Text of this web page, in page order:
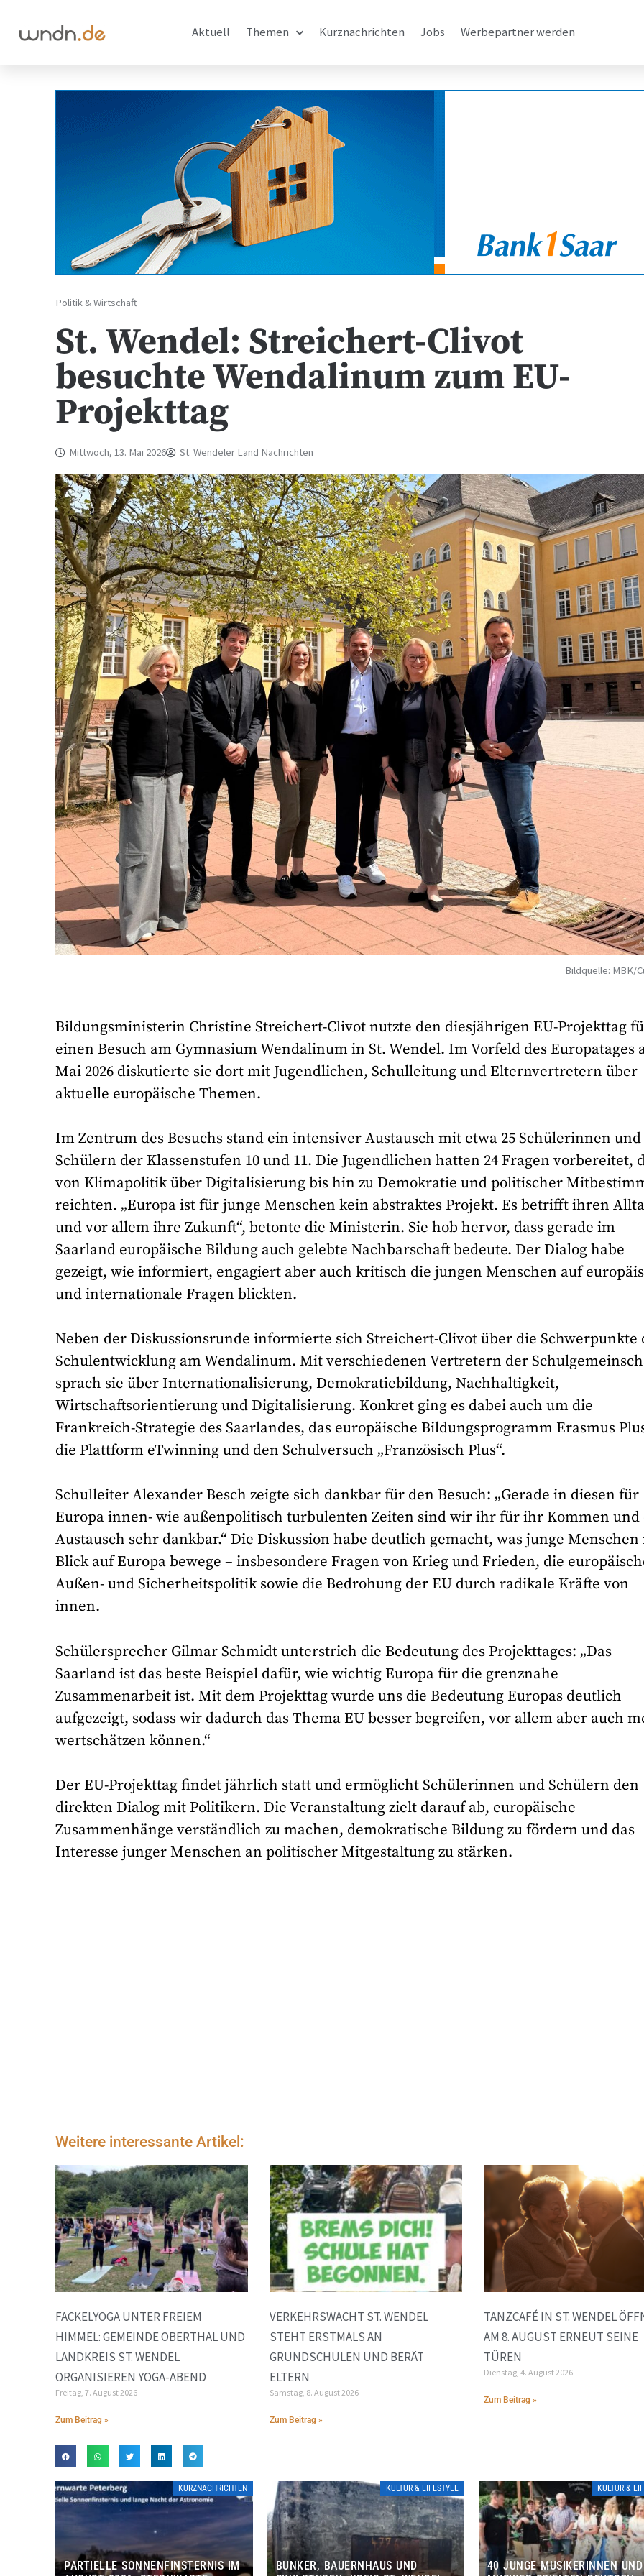
Aktuell Themen Kurznachrichten Jobs Werbepartner werden
Politik & Wirtschaft
St. Wendel: Streichert-Clivot
besuchte Wendalinum zum EU-
Projekttag
Mittwoch, 13. Mai 2026 St. Wendeler Land Nachrichten
Bildquelle: MBK/
Bildungsministerin Christine Streichert-Clivot nutzte den diesjährigen EU-Projekttag
einen Besuch am Gymnasium Wendalinum in St. Wendel. Im Vorfeld des Europatages
Mai 2026 diskutierte sie dort mit Jugendlichen, Schulleitung und Elternvertretern über
aktuelle europäische Themen.
Im Zentrum des Besuchs stand ein intensiver Austausch mit etwa 25 Schülerinnen und
Schülern der Klassenstufen 10 und 11. Die Jugendlichen hatten 24 Fragen vorbereitet,
von Klimapolitik über Digitalisierung bis hin zu Demokratie und politischer
reichten. „Europa ist für junge Menschen kein abstraktes Projekt. Es betrifft ihren
und vor allem ihre Zukunft“, betonte die Ministerin. Sie hob hervor, dass gerade im
Saarland europäische Bildung auch gelebte Nachbarschaft bedeute. Der Dialog habe
gezeigt, wie informiert, engagiert aber auch kritisch die jungen Menschen auf
und internationale Fragen blickten.
Neben der Diskussionsrunde informierte sich Streichert-Clivot über die Schwerpunkte
Schulentwicklung am Wendalinum. Mit verschiedenen Vertretern der
sprach sie über Internationalisierung, Demokratiebildung, Nachhaltigkeit,
Wirtschaftsorientierung und Digitalisierung. Konkret ging es dabei auch um die
Frankreich-Strategie des Saarlandes, das europäische Bildungsprogramm Erasmus
die Plattform eTwinning und den Schulversuch „Französisch Plus“.
Schulleiter Alexander Besch zeigte sich dankbar für den Besuch: „Gerade in diesen für
Europa innen- wie außenpolitisch turbulenten Zeiten sind wir ihr für ihr Kommen und
Austausch sehr dankbar.“ Die Diskussion habe deutlich gemacht, was junge
Blick auf Europa bewege – insbesondere Fragen von Krieg und Frieden, die
Außen- und Sicherheitspolitik sowie die Bedrohung der EU durch radikale Kräfte von
innen.
Schülersprecher Gilmar Schmidt unterstrich die Bedeutung des Projekttages: „Das
Saarland ist das beste Beispiel dafür, wie wichtig Europa für die grenznahe
Zusammenarbeit ist. Mit dem Projekttag wurde uns die Bedeutung Europas deutlich
aufgezeigt, sodass wir dadurch das Thema EU besser begreifen, vor allem aber auch
wertschätzen können.“
Der EU-Projekttag findet jährlich statt und ermöglicht Schülerinnen und Schülern den
direkten Dialog mit Politikern. Die Veranstaltung zielt darauf ab, europäische
Zusammenhänge verständlich zu machen, demokratische Bildung zu fördern und das
Interesse junger Menschen an politischer Mitgestaltung zu stärken.
Weitere interessante Artikel:
FACKELYOGA UNTER FREIEM
HIMMEL: GEMEINDE OBERTHAL UND
LANDKREIS ST. WENDEL
ORGANISIEREN YOGA-ABEND
Freitag, 7. August 2026
Zum Beitrag »
VERKEHRSWACHT ST. WENDEL
STEHT ERSTMALS AN
GRUNDSCHULEN UND BERÄT
ELTERN
Samstag, 8. August 2026
Zum Beitrag »
TANZCAFÉ IN ST. WENDEL
AM 8. AUGUST ERNEUT SEINE
TÜREN
Dienstag, 4. August 2026
Zum Beitrag »
KURZNACHRICHTEN
PARTIELLE SONNENFINSTERNIS IM
KULTUR & LIFESTYLE
BUNKER, BAUERNHAUS UND
KULTUR &
40 JUNGE MUSIKERINNEN UND